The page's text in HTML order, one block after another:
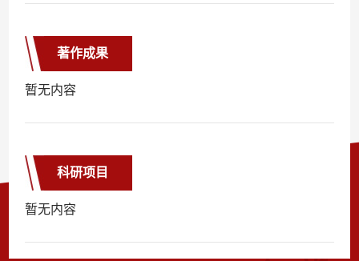
著作成果
暂无内容
科研项目
暂无内容